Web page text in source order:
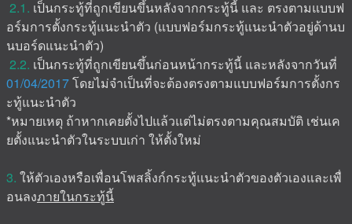
2.1. เป็นกระทู้ที่ถูกเขียนขึ้นหลังจากกระทู้นี้ และ ตรงตามแบบฟ
อร์มการตั้งกระทู้แนะนำตัว (แบบฟอร์มกระทู้แนะนำตัวอยู่ด้านบ
นบอร์ดแนะนำตัว)
2.2. เป็นกระทู้ที่ถูกเขียนขึ้นก่อนหน้ากระทู้นี้ และหลังจากวันที่
01/04/2017โดยไม่จำเป็นที่จะต้องตรงตามแบบฟอร์มการตั้งกร
ะทู้แนะนำตัว
*หมายเหตุ ถ้าหากเคยตั้งไปแล้วแต่ไม่ตรงตามคุณสมบัติ เช่นเค
ยตั้งแนะนำตัวในระบบเก่า ให้ตั้งใหม่
3. ให้ตัวเองหรือเพื่อนโพสลิ้งก์กระทู้แนะนำตัวของตัวเองและเพื่
อนลงภายในกระทู้นี้